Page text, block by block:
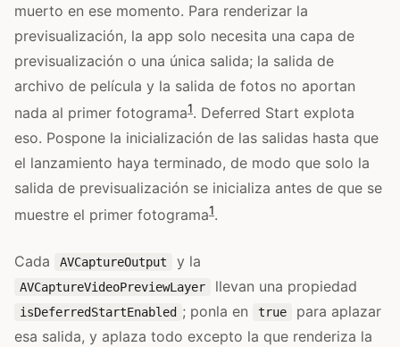
muerto en ese momento. Para renderizar la
previsualización, la app solo necesita una capa de
previsualización o una única salida; la salida de
archivo de película y la salida de fotos no aportan
nada al primer fotograma1. Deferred Start explota
eso. Pospone la inicialización de las salidas hasta que
el lanzamiento haya terminado, de modo que solo la
salida de previsualización se inicializa antes de que se
muestre el primer fotograma1.
Cada AVCaptureOutput y la
AVCaptureVideoPreviewLayer llevan una propiedad
isDeferredStartEnabled ; ponla en true
para aplazar
esa salida, y aplaza todo excepto la que renderiza la